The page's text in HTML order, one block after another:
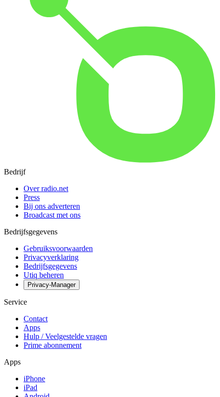
Bedrijf
Over radio.net
Press
Bij ons adverteren
Broadcast met ons
Bedrijfsgegevens
Gebruiksvoorwaarden
Privacyverklaring
Bedrijfsgegevens
Utiq beheren
Privacy-Manager
Service
Contact
Apps
Hulp / Veelgestelde vragen
Prime abonnement
Apps
iPhone
iPad